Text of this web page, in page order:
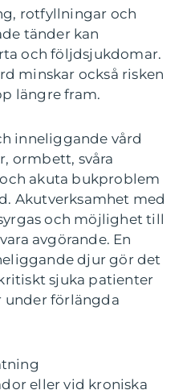
rotfyllningar och
tänder kan
och följdsjukdomar.
minskar också risken
längre fram.
inneliggande vård
ormbett, svåra
akuta bukproblem
Akutverksamhet med
och möjlighet till
avgörande. En
djur gör det
sjuka patienter
under förlängda
eller vid kroniska